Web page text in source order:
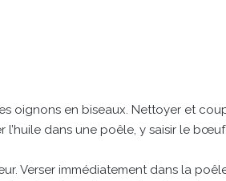
oignons en biseaux. Nettoyer et
dans une poêle, y saisir le
Verser immédiatement dans la